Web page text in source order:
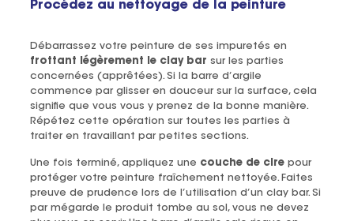
Procédez au nettoyage de la peinture
Débarrassez votre peinture de ses impuretés en
frottant légèrement le clay bar sur les parties
concernées (apprêtées). Si la barre d’argile
commence par glisser en douceur sur la surface, cela
signifie que vous vous y prenez de la bonne manière.
Répétez cette opération sur toutes les parties à
traiter en travaillant par petites sections.
Une fois terminé, appliquez une couche de cire pour
protéger votre peinture fraîchement nettoyée. Faites
preuve de prudence lors de l’utilisation d’un clay bar. Si
par mégarde le produit tombe au sol, vous ne devez